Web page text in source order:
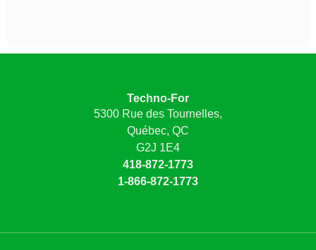
Techno-For
5300 Rue des Tournelles,
Québec, QC
G2J 1E4
418-872-1773
1-866-872-1773